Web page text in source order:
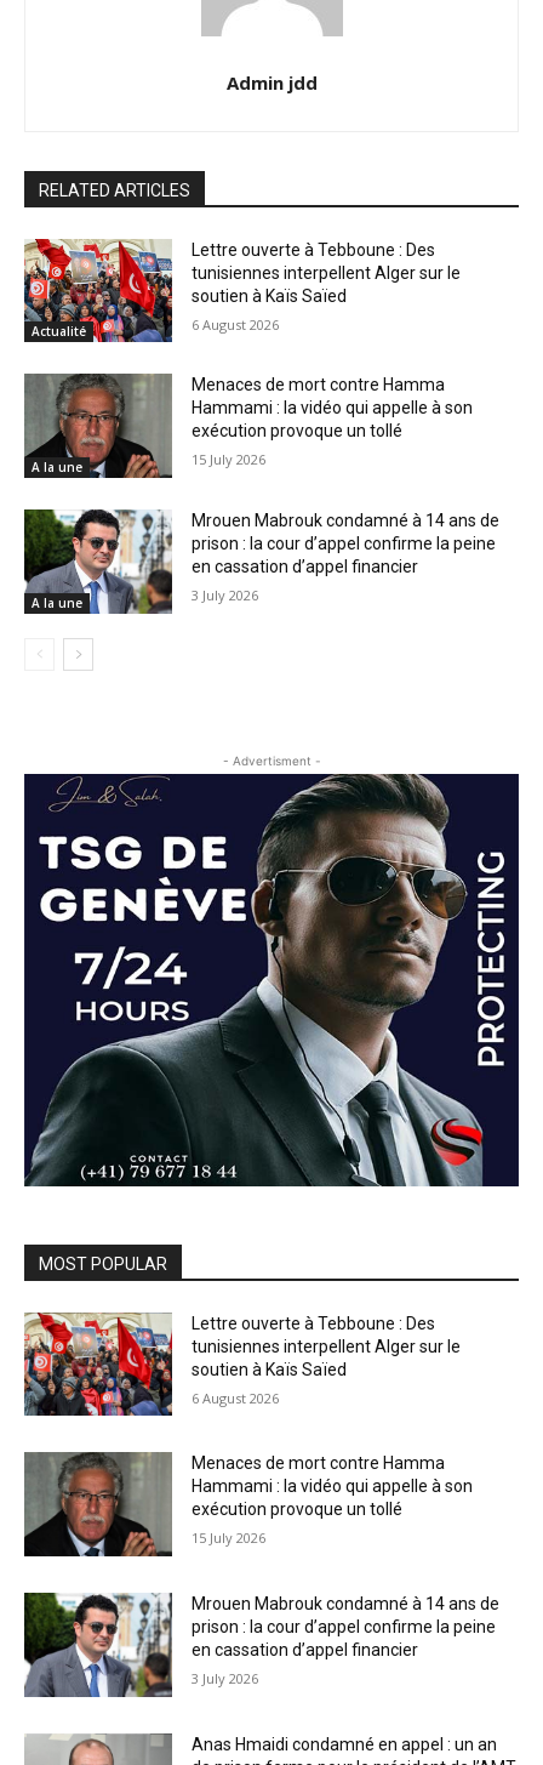
Admin jdd
RELATED ARTICLES
Actualité
Lettre ouverte à Tebboune : Des
tunisiennes interpellent Alger sur le
soutien à Kaïs Saïed
6 August 2026
A la une
Menaces de mort contre Hamma
Hammami : la vidéo qui appelle à son
exécution provoque un tollé
15 July 2026
A la une
Mrouen Mabrouk condamné à 14 ans de
prison : la cour d’appel confirme la peine
en cassation d’appel financier
3 July 2026
- Advertisment -
MOST POPULAR
Lettre ouverte à Tebboune : Des
tunisiennes interpellent Alger sur le
soutien à Kaïs Saïed
6 August 2026
Menaces de mort contre Hamma
Hammami : la vidéo qui appelle à son
exécution provoque un tollé
15 July 2026
Mrouen Mabrouk condamné à 14 ans de
prison : la cour d’appel confirme la peine
en cassation d’appel financier
3 July 2026
Anas Hmaidi condamné en appel : un an